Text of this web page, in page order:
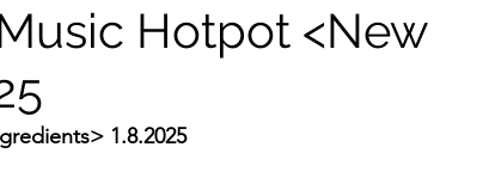
Hotpot <New
1.8.2025